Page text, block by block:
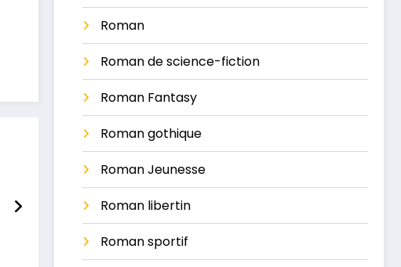
Roman
Roman de science-fiction
Roman Fantasy
Roman gothique
Roman Jeunesse
Roman libertin
Roman sportif